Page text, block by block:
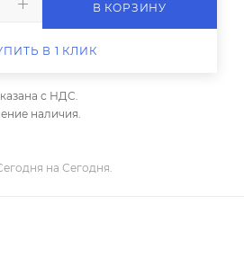
В КОРЗИНУ
В 1 КЛИК
с НДС.
наличия.
на Сегодня.